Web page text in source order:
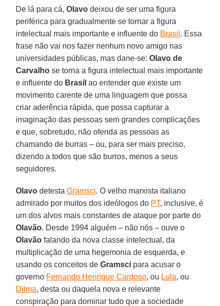
De lá para cá,Olavo deixou de ser uma figura
periférica para gradualmente se tornar a figura
intelectual mais importante e influente do Brasil . Essa
frase não vai nos fazer nenhum novo amigo nas
universidades públicas, mas dane-se:Olavo de
Carvalho se torna a figura intelectual mais importante
e influente do Brasil ao entender que existe um
movimento carente de uma linguagem que possa
criar aderência rápida, que possa capturar a
imaginação das pessoas sem grandes complicações
e que, sobretudo, não ofenda as pessoas as
chamando de burras – ou, para ser mais preciso,
dizendo a todos que são burros, menos a seus
seguidores.
Olavo detestaGramsci. O velho marxista italiano
admirado por muitos dos ideólogos do PT, inclusive, é
um dos alvos mais constantes de ataque por parte do
Olavão. Desde 1994 alguém – não nós – ouve o
Olavão falando da nova classe intelectual, da
multiplicação de uma hegemonia de esquerda, e
usando os conceitos deGramsci para acusar o
governo Fernando Henrique Cardoso, ou Lula, ou
Dilma, desta ou daquela nova e relevante
conspiração para dominar tudo que a sociedade